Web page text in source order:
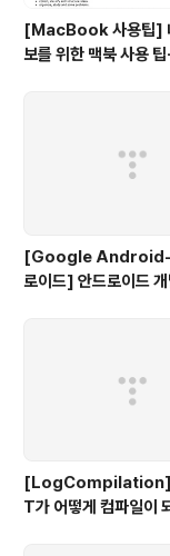
[MacBook 사용팁]
보를 위한 맥북 사용
[Google Android-
로이드] 안드로이드
[LogCompilation]
T가 어떻게 컴파일이